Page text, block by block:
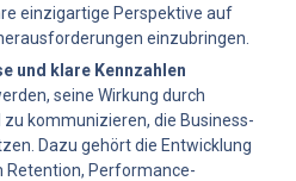
einzigartige Perspektive auf
einzubringen.
und klare Kennzahlen
seine Wirkung durch
kommunizieren, die Business-
Dazu gehört die Entwicklung
Retention, Performance-